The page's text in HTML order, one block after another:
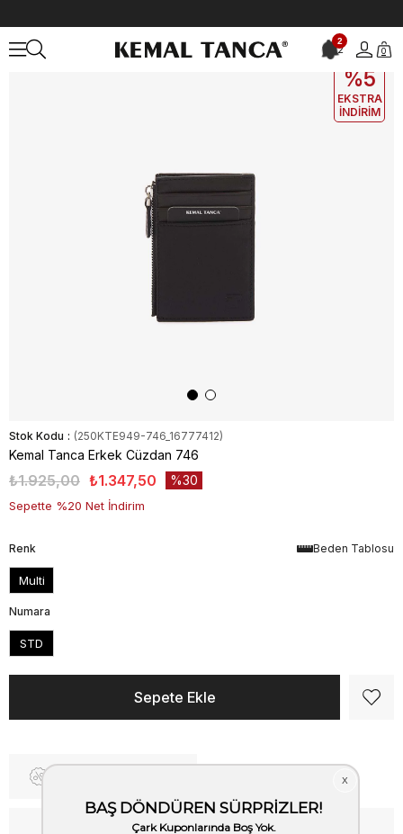
2
2 0
EKLE5
%5
EKSTRA
İNDİRİM
Stok Kodu (250KTE949-746_16777412)
Kemal Tanca Erkek Cüzdan 746
₺1.925,00 ₺1.347,50 30
Sepette %20 Net İndirim
Beden Tablosu
Renk
Multi
Numara
STD
WhatsApp’tan Bilgi Al